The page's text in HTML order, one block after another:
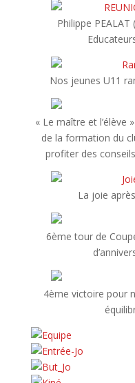
Philippe PEALAT
Nos jeunes U11
« Le maître et l’élève
de la formation du
profiter des
La joie
6ème tour de
4ème victoire pour